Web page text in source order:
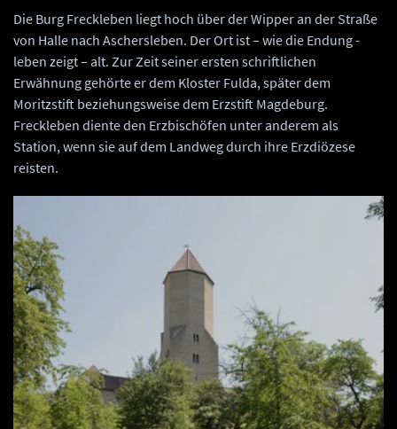
Die Burg Freckleben liegt hoch über der Wipper an der Straße
von Halle nach Aschersleben. Der Ort ist – wie die Endung -
leben zeigt – alt. Zur Zeit seiner ersten schriftlichen
Erwähnung gehörte er dem Kloster Fulda, später dem
Moritzstift beziehungsweise dem Erzstift Magdeburg.
Freckleben diente den Erzbischöfen unter anderem als
Station, wenn sie auf dem Landweg durch ihre Erzdiözese
reisten.